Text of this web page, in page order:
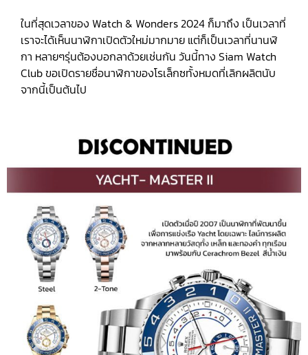
ในที่สุดเวลาของ Watch & Wonders 2024 ก็มาถึง เป็นเวลาที่
เราจะได้เห็นนาฬิกาเปิดตัวใหม่มากมาย แต่ก็เป็นเวลาที่นานฬิ
กา หลายๆรุ่นต้องบอกลาด้วยเช่นกัน วันนี้ทาง Siam Watch
Club ขอเปิดรายชื่อนาฬิกาของโรเล็กซทั้งหมดที่เลิกผลิตนับ
จากนี้เป็นต้นไป